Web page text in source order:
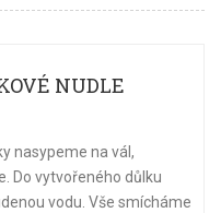
NUDLE
nasypeme na vál,
Do vytvořeného důlku
vodu. Vše smícháme